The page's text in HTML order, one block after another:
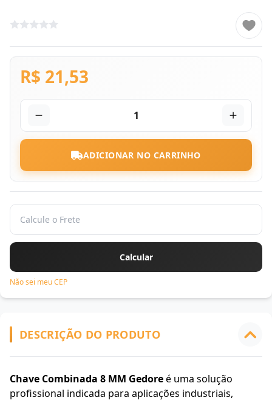
R$ 21,53
1
ADICIONAR NO CARRINHO
Não sei meu CEP
DESCRIÇÃO DO PRODUTO
Chave Combinada 8 MM Gedoreé uma solução
profissional indicada para aplicações industriais,